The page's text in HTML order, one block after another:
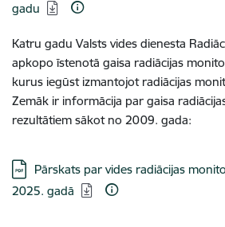
gadu
Katru gadu Valsts vides dienesta
apkopo īstenotā gaisa radiācijas
kurus iegūst izmantojot radiācijas
Zemāk ir informācija par gaisa
rezultātiem sākot no 2009. gada:
Lejupielādēt:
Pārskats par vides radiācijas
2025. gadā